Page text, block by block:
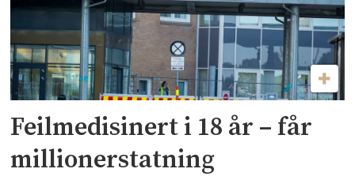
Feilmedisinert i 18 år – får
millionerstatning